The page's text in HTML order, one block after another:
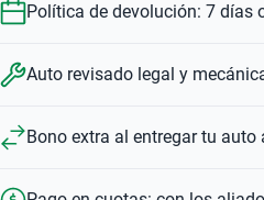
Política de devolución: 7 días
Auto revisado legal y
Bono extra al entregar tu auto